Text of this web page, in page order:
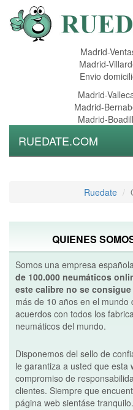
Madrid-
Madrid-
Envio
Madrid-
Madrid-
Madrid-
RUEDATE.COM
Ruedate
QUIENES
Somos una empresa
de 100.000 neumáticos
este calibre no se
más de 10 años en el
acuerdos con todos los
neumáticos del mundo.
Disponemos del sello de
le garantiza a usted que esta
compromiso de
clientes. Siempre que
página web sientáse tranquilo.